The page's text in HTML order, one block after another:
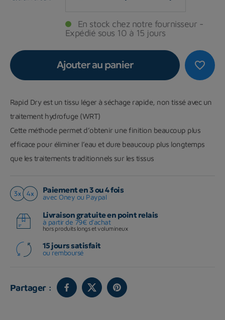
En stock chez notre fournisseur -
Expédié sous 10 à 15 jours
favorite_border
Ajouter au panier
Rapid Dry est un tissu léger à séchage rapide, non tissé avec un
traitement hydrofuge (WRT)
Cette méthode permet d’obtenir une finition beaucoup plus
efficace pour éliminer l’eau et dure beaucoup plus longtemps
que les traitements traditionnels sur les tissus
Paiement en 3 ou 4 fois
avec Oney ou Paypal
Livraison gratuite en point relais
à partir de 79€ d'achat
hors produits longs et volumineux
15 jours satisfait
ou remboursé
Partager :